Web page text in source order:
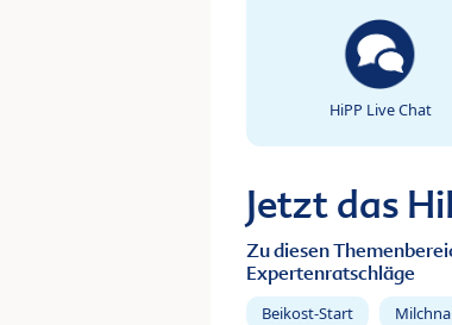
HiPP Live Chat
Jetzt das
Zu diesen
Expertenratschläge
Beikost-Start